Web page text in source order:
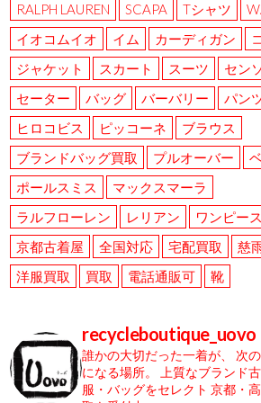
RALPH LAUREN
SCAPA Tシャツ
イオコムイオ
イム カーディガン
ジャケット
スカート スーツ
セン
セーター
バッグ バーバリー
パン
ヒロコビス
ピッコーネ
ブラウス
ブランドバッグ買取
プルオーバー
ポールスミス
マックスマーラ
ラルフローレン
レリアン
ワンピース
京都古着屋
全国対応 宅配買取
慈
洋服買取
買取 電話通販可 靴
recycleboutique_uovo
誰かの大切だった一着が、
次
になる場所。
上質なブランド
服・バッグをセレクト 京都・